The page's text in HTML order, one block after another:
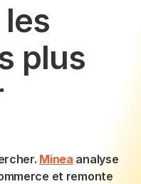
plus
Minea analyse
et remonte